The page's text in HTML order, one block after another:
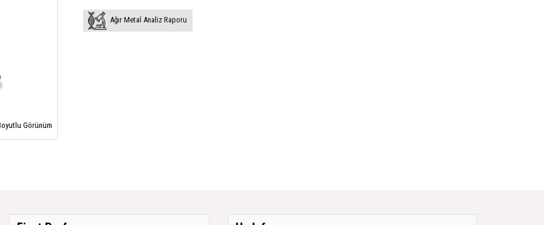
Görünüm
Ağır Metal Analiz Raporu